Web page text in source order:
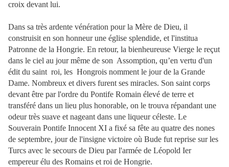
croix devant lui.
Dans sa très ardente vénération pour la Mère de Dieu, il
construisit en son honneur une église splendide, et l'institua
Patronne de la Hongrie. En retour, la bienheureuse Vierge le reçut
dans le ciel au jour même de son Assomption, qu’en vertu d'un
édit du saint roi, les Hongrois nomment le jour de la Grande
Dame. Nombreux et divers furent ses miracles. Son saint corps
devant être par l'ordre du Pontife Romain élevé de terre et
transféré dans un lieu plus honorable, on le trouva répandant une
odeur très suave et nageant dans une liqueur céleste. Le
Souverain Pontife Innocent XI a fixé sa fête au quatre des nones
de septembre, jour de l'insigne victoire où Bude fut reprise sur les
Turcs avec le secours de Dieu par l'armée de Léopold Ier
empereur élu des Romains et roi de Hongrie.